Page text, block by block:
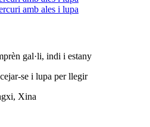
gal·li, indi i estany
se i lupa per llegir
Xina